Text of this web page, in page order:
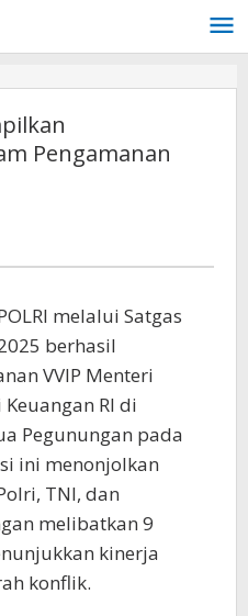
Pengamanan
melalui Satgas
berhasil
VVIP Menteri
RI di
Pegunungan pada
ini menonjolkan
TNI, dan
melibatkan 9
kinerja
konflik.